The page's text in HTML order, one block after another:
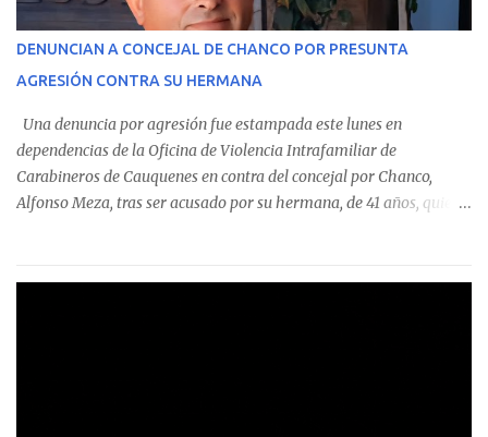
operaciones. Asimismo, se precisa que uno de los casos
corresponde a un funcionario de la Municipalidad de Chanco,
detectaron incumplimientos a la normativa vigente. El informe
precisa que la mayor cantidad de dinero apostado se registró en
Talca, donde...
DENUNCIAN A CONCEJAL DE CHANCO POR PRESUNTA
AGRESIÓN CONTRA SU HERMANA
Una denuncia por agresión fue estampada este lunes en
dependencias de la Oficina de Violencia Intrafamiliar de
Carabineros de Cauquenes en contra del concejal por Chanco,
Alfonso Meza, tras ser acusado por su hermana, de 41 años, quien
relató que los hechos ocurrieron cerca de las 11:30 horas en el